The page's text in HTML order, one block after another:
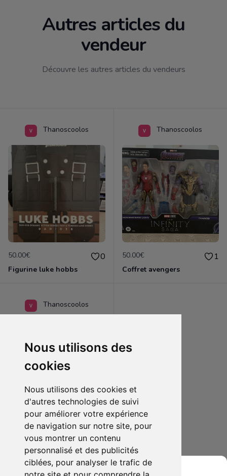
Nous utilisons des
cookies
Nous utilisons des cookies et
d'autres technologies de suivi
pour améliorer votre expérience
de navigation sur notre site, pour
vous montrer un contenu
personnalisé et des publicités
ciblées, pour analyser le trafic de
Autres articles du
vendeur
Découvre les autres articles du vendeurs
Thanoscoolos
50.00€ 0
Figurine luke hobbs
Thanoscoolos
50.00€ 1
Coffret avengers
Thanoscoolos
50.00€ 0
Figurine luke hobbs